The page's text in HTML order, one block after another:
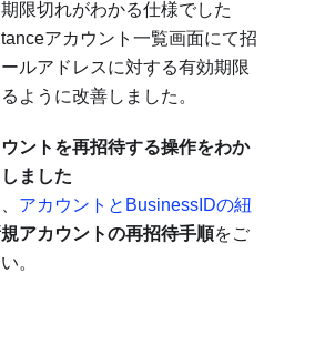
限切れがわかる仕様でした
アカウント一覧画面にて招
ルアドレスに対する有効期限
ように改善しました。
ントを再招待する操作をわか
ました
アカウントとBusinessIDの紐
アカウントの再招待手順をご
。